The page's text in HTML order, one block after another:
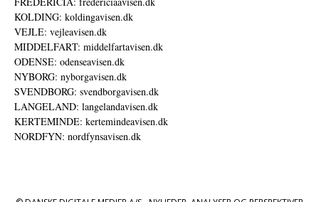
KOLDING: koldingavisen.dk
VEJLE: vejleavisen.dk
MIDDELFART: middelfartavisen.dk
ODENSE: odenseavisen.dk
NYBORG: nyborgavisen.dk
SVENDBORG: svendborgavisen.dk
LANGELAND: langelandavisen.dk
KERTEMINDE: kertemindeavisen.dk
NORDFYN: nordfynsavisen.dk